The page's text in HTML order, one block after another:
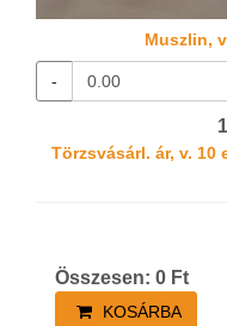
Muszlin,
-
Törzsvásárl. ár, v. 10
Összesen: 0 Ft
KOSÁRBA